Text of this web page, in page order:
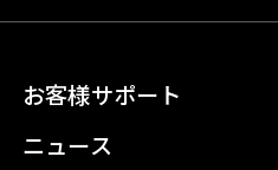
お客様サポート
ニュース